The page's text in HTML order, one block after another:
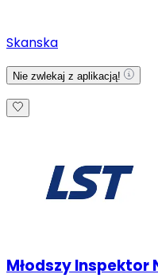
Skanska
Nie zwlekaj z aplikacją!
Młodszy Inspektor